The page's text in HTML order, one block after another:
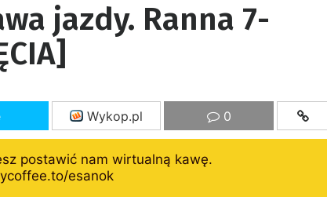
jazdy. Ranna 7-
Wykop.pl 0
postawić nam wirtualną kawę.
esanok